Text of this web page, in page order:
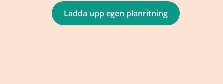
Ladda upp egen planritning